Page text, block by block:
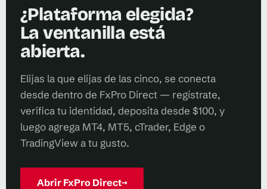
¿Plataforma elegida?
La ventanilla está
abierta.
Elijas la que elijas de las cinco, se conecta
desde dentro de FxPro Direct — regístrate,
verifica tu identidad, deposita desde $100, y
luego agrega MT4, MT5, cTrader, Edge o
TradingView a tu gusto.
Abrir FxPro Direct→